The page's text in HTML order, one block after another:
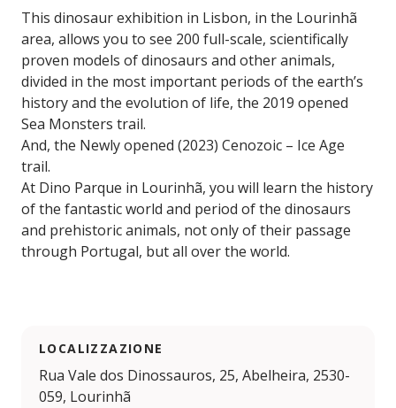
This dinosaur exhibition in Lisbon, in the Lourinhã
area, allows you to see 200 full-scale, scientifically
proven models of dinosaurs and other animals,
divided in the most important periods of the earth’s
history and the evolution of life, the 2019 opened
Sea Monsters trail.
And, the Newly opened (2023) Cenozoic – Ice Age
trail.
At Dino Parque in Lourinhã, you will learn the history
of the fantastic world and period of the dinosaurs
and prehistoric animals, not only of their passage
through Portugal, but all over the world.
LOCALIZZAZIONE
Rua Vale dos Dinossauros, 25, Abelheira, 2530-
059, Lourinhã